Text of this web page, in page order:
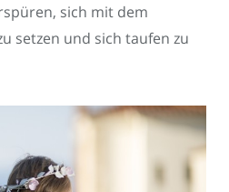
sich mit dem
setzen und sich taufen zu